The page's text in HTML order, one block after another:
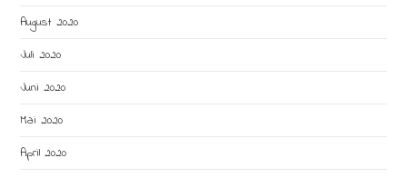
August 2020
Juli 2020
Juni 2020
Mai 2020
April 2020